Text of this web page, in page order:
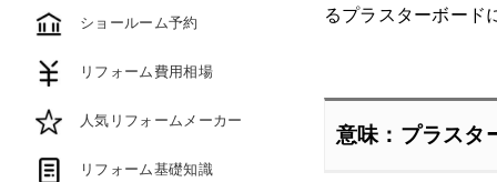
るプラスターボード
意味：プラスタ
ショールーム予約
リフォーム費用相場
人気リフォームメーカー
リフォーム基礎知識